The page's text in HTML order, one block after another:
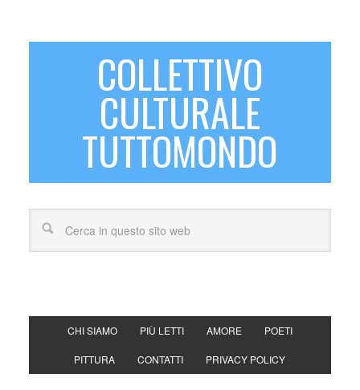
COLLETTIVO
CULTURALE
TUTTOMONDO
CHI SIAMO PIÙ LETTI AMORE POETI
PITTURA CONTATTI PRIVACY POLICY